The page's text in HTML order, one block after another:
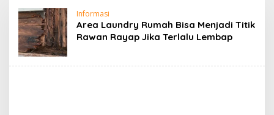
M
e
n
g
e
Informasi
Area Laundry Rumah Bisa Menjadi Titik
Rawan Rayap Jika Terlalu Lembap